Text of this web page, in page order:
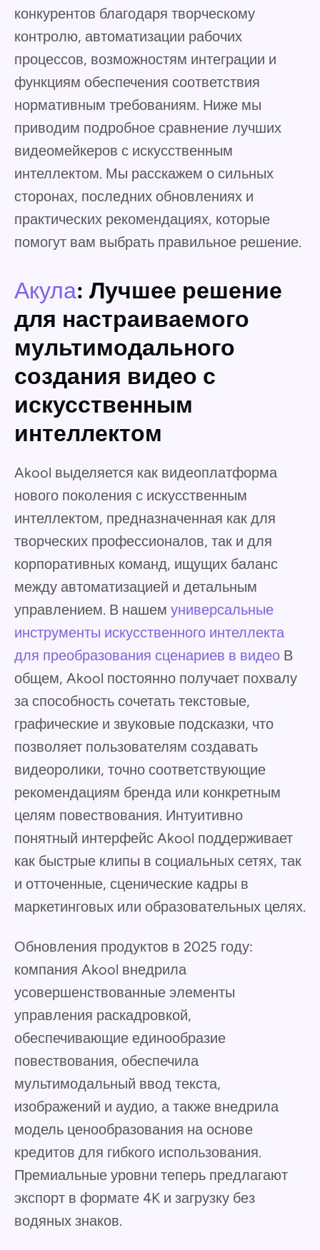
конкурентов благодаря творческому
контролю, автоматизации рабочих
процессов, возможностям интеграции и
функциям обеспечения соответствия
нормативным требованиям. Ниже мы
приводим подробное сравнение лучших
видеомейкеров с искусственным
интеллектом. Мы расскажем о сильных
сторонах, последних обновлениях и
практических рекомендациях, которые
помогут вам выбрать правильное решение.
Акула: Лучшее решение
для настраиваемого
мультимодального
создания видео с
искусственным
интеллектом
Akool выделяется как видеоплатформа
нового поколения с искусственным
интеллектом, предназначенная как для
творческих профессионалов, так и для
корпоративных команд, ищущих баланс
между автоматизацией и детальным
управлением. В нашем универсальные
инструменты искусственного интеллекта
для преобразования сценариев в видео В
общем, Akool постоянно получает похвалу
за способность сочетать текстовые,
графические и звуковые подсказки, что
позволяет пользователям создавать
видеоролики, точно соответствующие
рекомендациям бренда или конкретным
целям повествования. Интуитивно
понятный интерфейс Akool поддерживает
как быстрые клипы в социальных сетях, так
и отточенные, сценические кадры в
маркетинговых или образовательных целях.
Обновления продуктов в 2025 году:
компания Akool внедрила
усовершенствованные элементы
управления раскадровкой,
обеспечивающие единообразие
повествования, обеспечила
мультимодальный ввод текста,
изображений и аудио, а также внедрила
модель ценообразования на основе
кредитов для гибкого использования.
Премиальные уровни теперь предлагают
экспорт в формате 4K и загрузку без
водяных знаков.